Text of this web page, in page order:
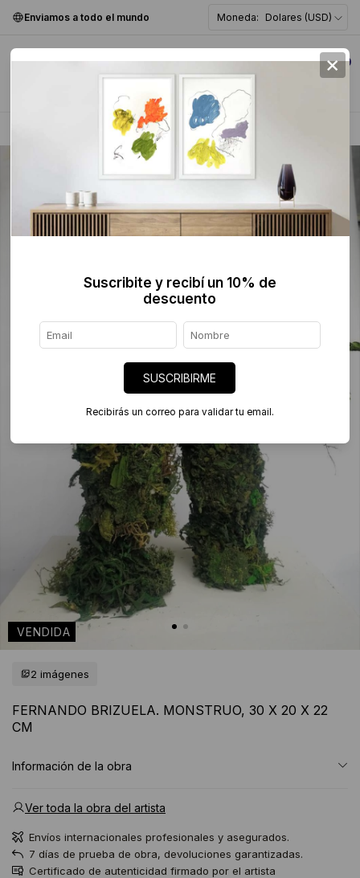
Enviamos a todo el mundo Moneda: Dolares (USD)
0
2 imágenes
FERNANDO BRIZUELA. MONSTRUO, 30 X 20 X 22
CM
Información de la obra
Ver toda la obra del artista
Envíos internacionales profesionales y asegurados.
7 días de prueba de obra, devoluciones garantizadas.
Certificado de autenticidad firmado por el artista
×
Suscribite y recibí un 10% de
descuento
SUSCRIBIRME
Recibirás un correo para validar tu email.